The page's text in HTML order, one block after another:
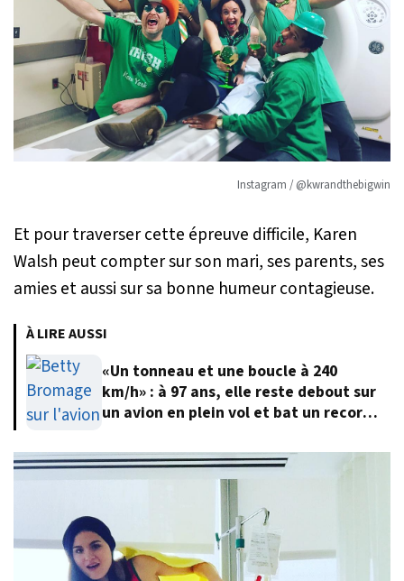
Instagram / @kwrandthebigwin
Et pour traverser cette épreuve difficile, Karen
Walsh peut compter sur son mari, ses parents, ses
amies et aussi sur sa bonne humeur contagieuse.
À LIRE AUSSI
«Un tonneau et une boucle à 240
km/h» : à 97 ans, elle reste debout sur
un avion en plein vol et bat un record